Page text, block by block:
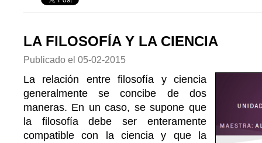
LA FILOSOFÍA Y LA CIENCIA
Publicado el 05-02-2015
La relación entre filosofía y ciencia
generalmente se concibe de dos
maneras. En un caso, se supone que
la filosofía debe ser enteramente
compatible con la ciencia y que la